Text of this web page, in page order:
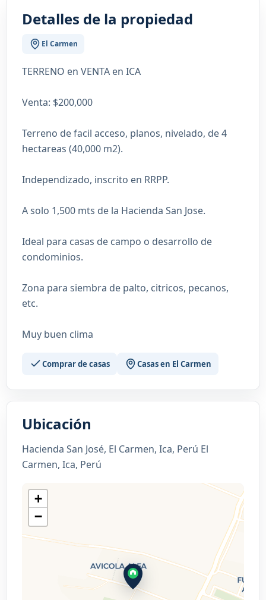
Detalles de la propiedad
El Carmen
TERRENO en VENTA en ICA
Venta: $200,000
Terreno de facil acceso, planos, nivelado, de 4
hectareas (40,000 m2).
Independizado, inscrito en RRPP.
A solo 1,500 mts de la Hacienda San Jose.
Ideal para casas de campo o desarrollo de
condominios.
Zona para siembra de palto, citricos, pecanos,
etc.
Muy buen clima
Comprar de casas Casas en El Carmen
Ubicación
Hacienda San José, El Carmen, Ica, Perú El
Carmen, Ica, Perú
+
−